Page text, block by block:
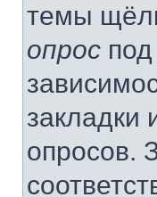
темы
опрос
закладки
опросов.